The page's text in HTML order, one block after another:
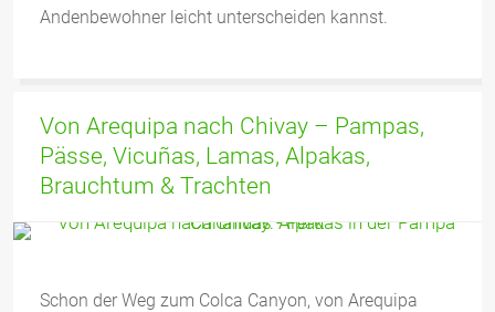
Andenbewohner leicht unterscheiden kannst.
Von Arequipa nach Chivay – Pampas,
Pässe, Vicuñas, Lamas, Alpakas,
Brauchtum & Trachten
Schon der Weg zum Colca Canyon, von Arequipa